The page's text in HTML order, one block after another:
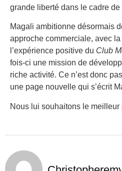
grande liberté dans le cadre de
Magali ambitionne désormais
approche commerciale, avec
l’expérience positive du Club
fois-ci une mission de
riche activité. Ce n’est donc
une page nouvelle qui s’écrit
Nous lui souhaitons le meilleur